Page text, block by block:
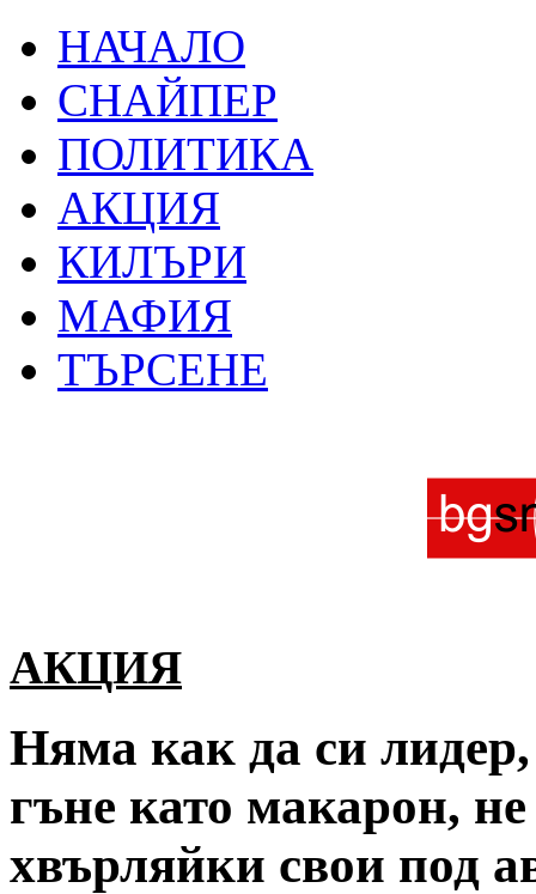
НАЧАЛО
СНАЙПЕР
ПОЛИТИКА
АКЦИЯ
КИЛЪРИ
МАФИЯ
ТЪРСЕНЕ
АКЦИЯ
Няма как да си
гъне като макарон,
хвърляйки свои под